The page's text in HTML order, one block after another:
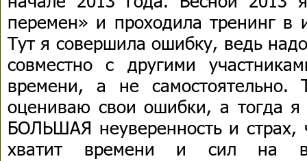
перемен» и проходила тренинг в
Тут я совершила ошибку, ведь
совместно с другими
времени, а не
оцениваю свои ошибки, а тогда
БОЛЬШАЯ неуверенность и страх,
хватит времени и сил